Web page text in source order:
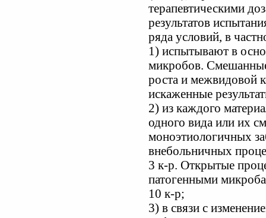
терапевтическими
результатов
ряда условий, в
1) испытывают в
микробов.
роста и межвидовой
искаженные
2) из каждого
одного вида или их
моноэтиологичных
внебольничных
3 к-р. Открытые
патогенными
10 к-р;
3) в связи с